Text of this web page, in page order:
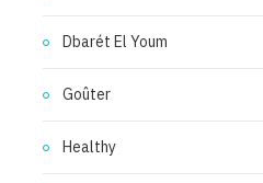
Dbarét El Youm
Goûter
Healthy